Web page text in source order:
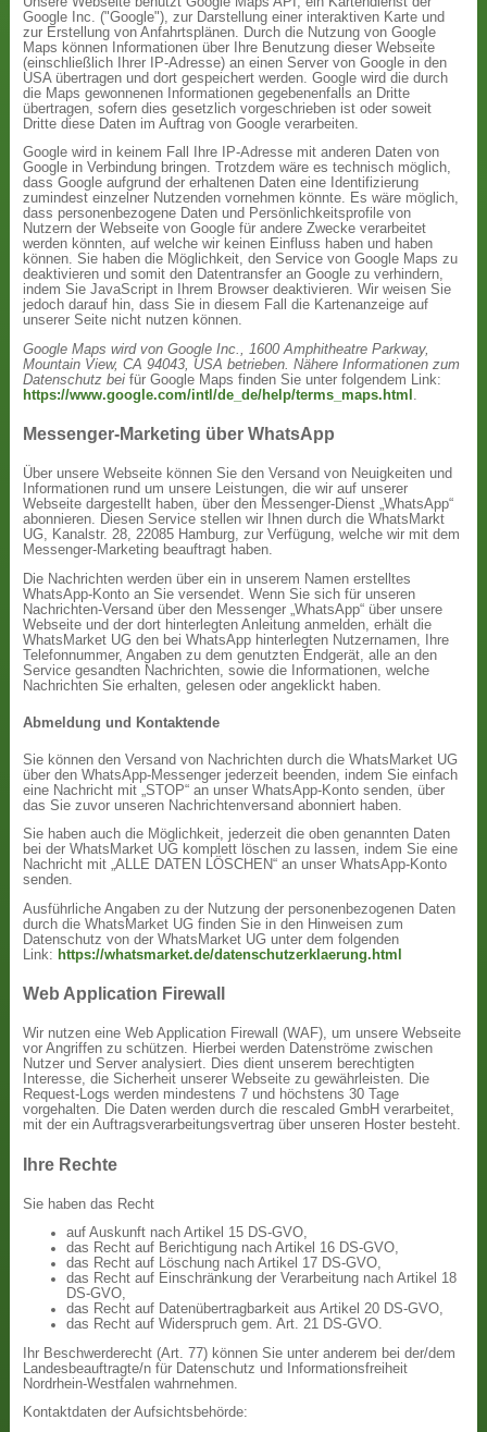
Google Inc. ("Google"), zur Darstellung einer interaktiven Karte und
zur Erstellung von Anfahrtsplänen. Durch die Nutzung von Google
Maps können Informationen über Ihre Benutzung dieser Webseite
(einschließlich Ihrer IP-Adresse) an einen Server von Google in den
USA übertragen und dort gespeichert werden. Google wird die durch
die Maps gewonnenen Informationen gegebenenfalls an Dritte
übertragen, sofern dies gesetzlich vorgeschrieben ist oder soweit
Dritte diese Daten im Auftrag von Google verarbeiten.
Google wird in keinem Fall Ihre IP-Adresse mit anderen Daten von
Google in Verbindung bringen. Trotzdem wäre es technisch möglich,
dass Google aufgrund der erhaltenen Daten eine Identifizierung
zumindest einzelner Nutzenden vornehmen könnte. Es wäre möglich,
dass personenbezogene Daten und Persönlichkeitsprofile von
Nutzern der Webseite von Google für andere Zwecke verarbeitet
werden könnten, auf welche wir keinen Einfluss haben und haben
können. Sie haben die Möglichkeit, den Service von Google Maps zu
deaktivieren und somit den Datentransfer an Google zu verhindern,
indem Sie JavaScript in Ihrem Browser deaktivieren. Wir weisen Sie
jedoch darauf hin, dass Sie in diesem Fall die Kartenanzeige auf
unserer Seite nicht nutzen können.
Google Maps wird von Google Inc., 1600 Amphitheatre Parkway,
Mountain View, CA 94043, USA betrieben. Nähere Informationen zum
Datenschutz bei für Google Maps finden Sie unter folgendem Link:
https://www.google.com/intl/de_de/help/terms_maps.html .
Messenger-Marketing über WhatsApp
Über unsere Webseite können Sie den Versand von Neuigkeiten und
Informationen rund um unsere Leistungen, die wir auf unserer
Webseite dargestellt haben, über den Messenger-Dienst „WhatsApp“
abonnieren. Diesen Service stellen wir Ihnen durch die WhatsMarkt
UG, Kanalstr. 28, 22085 Hamburg, zur Verfügung, welche wir mit dem
Messenger-Marketing beauftragt haben.
Die Nachrichten werden über ein in unserem Namen erstelltes
WhatsApp-Konto an Sie versendet. Wenn Sie sich für unseren
Nachrichten-Versand über den Messenger „WhatsApp“ über unsere
Webseite und der dort hinterlegten Anleitung anmelden, erhält die
WhatsMarket UG den bei WhatsApp hinterlegten Nutzernamen, Ihre
Telefonnummer, Angaben zu dem genutzten Endgerät, alle an den
Service gesandten Nachrichten, sowie die Informationen, welche
Nachrichten Sie erhalten, gelesen oder angeklickt haben.
Abmeldung und Kontaktende
Sie können den Versand von Nachrichten durch die WhatsMarket UG
über den WhatsApp-Messenger jederzeit beenden, indem Sie einfach
eine Nachricht mit „STOP“ an unser WhatsApp-Konto senden, über
das Sie zuvor unseren Nachrichtenversand abonniert haben.
Sie haben auch die Möglichkeit, jederzeit die oben genannten Daten
bei der WhatsMarket UG komplett löschen zu lassen, indem Sie eine
Nachricht mit „ALLE DATEN LÖSCHEN“ an unser WhatsApp-Konto
senden.
Ausführliche Angaben zu der Nutzung der personenbezogenen Daten
durch die WhatsMarket UG finden Sie in den Hinweisen zum
Datenschutz von der WhatsMarket UG unter dem folgenden
Link: https://whatsmarket.de/datenschutzerklaerung.html
Web Application Firewall
Wir nutzen eine Web Application Firewall (WAF), um unsere Webseite
vor Angriffen zu schützen. Hierbei werden Datenströme zwischen
Nutzer und Server analysiert. Dies dient unserem berechtigten
Interesse, die Sicherheit unserer Webseite zu gewährleisten. Die
Request-Logs werden mindestens 7 und höchstens 30 Tage
vorgehalten. Die Daten werden durch die rescaled GmbH verarbeitet,
mit der ein Auftragsverarbeitungsvertrag über unseren Hoster besteht.
Ihre Rechte
Sie haben das Recht
auf Auskunft nach Artikel 15 DS-GVO,
das Recht auf Berichtigung nach Artikel 16 DS-GVO,
das Recht auf Löschung nach Artikel 17 DS-GVO,
das Recht auf Einschränkung der Verarbeitung nach Artikel 18
DS-GVO,
das Recht auf Datenübertragbarkeit aus Artikel 20 DS-GVO,
das Recht auf Widerspruch gem. Art. 21 DS-GVO.
Ihr Beschwerderecht (Art. 77) können Sie unter anderem bei der/dem
Landesbeauftragte/n für Datenschutz und Informationsfreiheit
Nordrhein-Westfalen wahrnehmen.
Kontaktdaten der Aufsichtsbehörde: